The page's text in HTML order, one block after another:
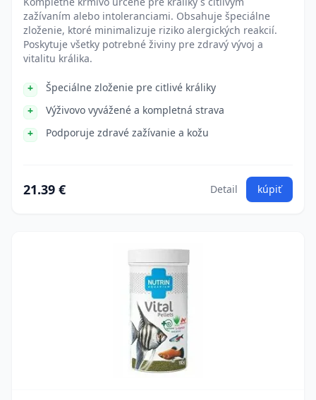
zažívaním alebo intoleranciami. Obsahuje špeciálne
zloženie, ktoré minimalizuje riziko alergických reakcií.
Poskytuje všetky potrebné živiny pre zdravý vývoj a
vitalitu králika.
Špeciálne zloženie pre citlivé králiky
Výživovo vyvážené a kompletná strava
Podporuje zdravé zažívanie a kožu
21.39 € Detail kúpiť